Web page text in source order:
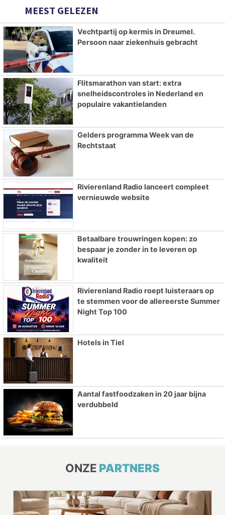
MEEST GELEZEN
Vechtpartij op kermis in Dreumel.
Persoon naar ziekenhuis gebracht
Flitsmarathon van start: extra
snelheidscontroles in Nederland en
populaire vakantielanden
Gelders programma Week van de
Rechtstaat
Rivierenland Radio lanceert compleet
vernieuwde website
Betaalbare trouwringen kopen: zo
bespaar je zonder in te leveren op
kwaliteit
Rivierenland Radio roept luisteraars op
te stemmen voor de allereerste Summer
Night Top 100
Hotels in Tiel
Aantal fastfoodzaken in 20 jaar bijna
verdubbeld
ONZE PARTNERS